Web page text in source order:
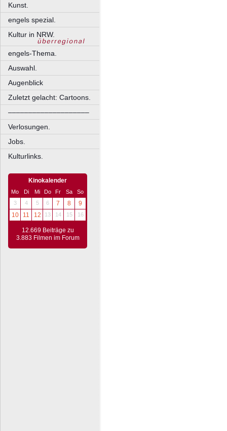
Kunst.
engels spezial.
Kultur in NRW.
engels-Thema.
Auswahl.
Augenblick
Zuletzt gelacht: Cartoons.
––––––––––––––––––––
Verlosungen.
Jobs.
Kulturlinks.
Kinokalender
Mo Di Mi Do Fr Sa
So
3
4 5 6 7 8
9
10
11 12 13 14 15 16
12.669 Beiträge zu
3.883 Filmen im Forum